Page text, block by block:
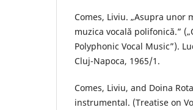
Comes, Liviu. „Asupra
muzica vocală polifonică.”
Polyphonic Vocal Music”).
Cluj-Napoca, 1965/1.
Comes, Liviu, and Doina
instrumental. (Treatise on